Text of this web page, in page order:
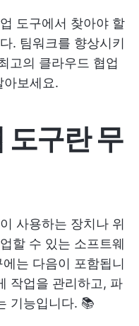
도구에서 찾아야 할
. 팀워크를 향상시키
고의 클라우드 협업
아보세요.
도구란 무
사용하는 장치나 위
할 수 있는 소프트웨
는 다음이 포함됩니
작업을 관리하고, 파
기능입니다. 📚